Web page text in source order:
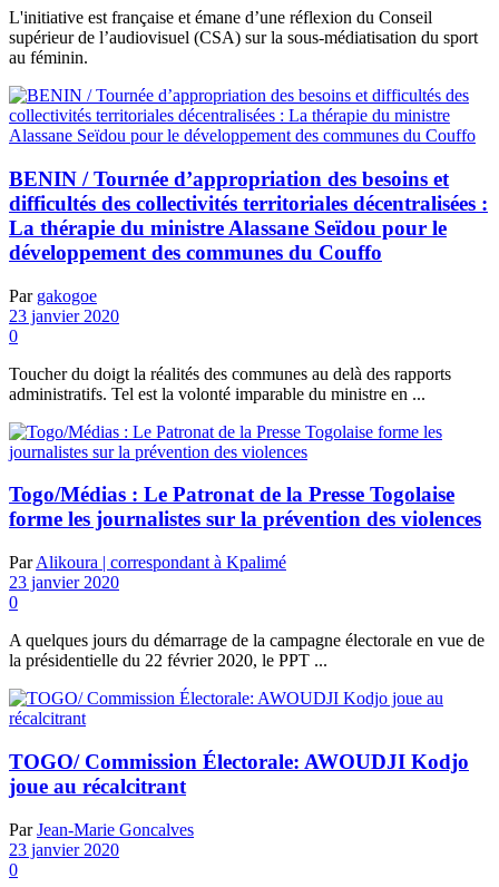
L'initiative est française et émane d’une réflexion du Conseil
supérieur de l’audiovisuel (CSA) sur la sous-médiatisation du sport
au féminin.
BENIN / Tournée d’appropriation des besoins et
difficultés des collectivités territoriales décentralisées :
La thérapie du ministre Alassane Seïdou pour le
développement des communes du Couffo
Par gakogoe
23 janvier 2020
0
Toucher du doigt la réalités des communes au delà des rapports
administratifs. Tel est la volonté imparable du ministre en ...
Togo/Médias : Le Patronat de la Presse Togolaise
forme les journalistes sur la prévention des violences
Par Alikoura | correspondant à Kpalimé
23 janvier 2020
0
A quelques jours du démarrage de la campagne électorale en vue de
la présidentielle du 22 février 2020, le PPT ...
TOGO/ Commission Électorale: AWOUDJI Kodjo
joue au récalcitrant
Par Jean-Marie Goncalves
23 janvier 2020
0